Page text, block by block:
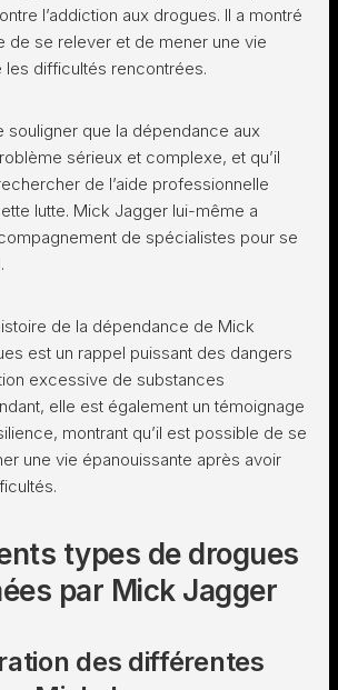
l’addiction aux drogues. Il a montré
de se relever et de mener une vie
les difficultés rencontrées.
souligner que la dépendance aux
sérieux et complexe, et qu’il
de l’aide professionnelle
lutte. Mick Jagger lui-même a
de spécialistes pour se
de la dépendance de Mick
est un rappel puissant des dangers
excessive de substances
elle est également un témoignage
montrant qu’il est possible de se
une vie épanouissante après avoir
types de drogues
par Mick Jagger
des différentes